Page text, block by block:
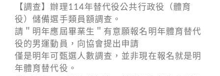
【調查】辦理114年替代役公共行政役（體育
役）儲備選手類員額調查。
請＂明年應屆畢業生＂有意願報名明年體育替代
役的男運動員，向協會提出申請
僅是明年可甄選人數調查，並非現在報名就是明
年體育替代役。